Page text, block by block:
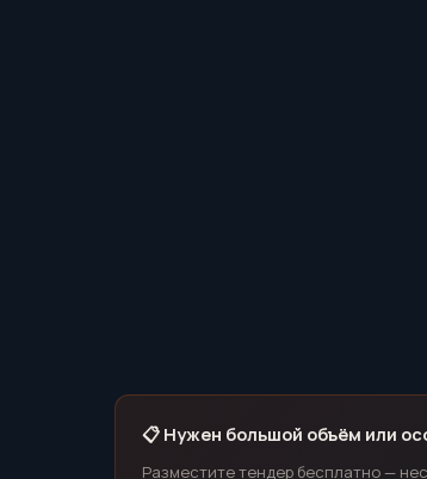
📋 Нужен большой объём или
Разместите тендер бесплатно —